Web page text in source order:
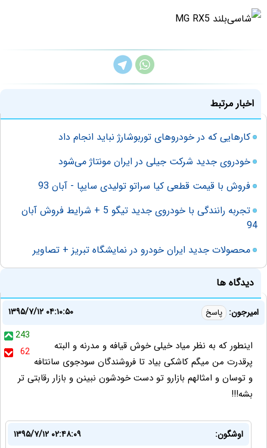
اخبار مرتبط
کارهایی که در خودروهای توربوشارژ نباید انجام داد
خودروی جدید شرکت جیلی در ایران مونتاژ می‌شود
فروش با قیمت قطعی کیا سراتو تولیدی سایپا - آبان 93
تجربه رانندگی با خودروی جدید تیگو 5 + شرایط فروش آبان
94
محصولات جدید ایران خودرو در نمایشگاه تبریز + تصاویر
دیدگاه ها
امیرجون: پاسخ
۱۳۹۵/۷/۱۲ ۰۴:۱۰:۵۰
243
62
اینطور که به نظر میاد خیلی خوش قیافه و مدرنه و البته
پرقدرت من میگم کاشکی بیاد تا فروشندگان سودجوی سانتافه
و توسان و امثالهم بازارو تو دست خودشون نبینن و بازار رقابتی تر
بشه!!!
اوشگون:
۱۳۹۵/۷/۱۲ ۰۲:۴۸:۰۹